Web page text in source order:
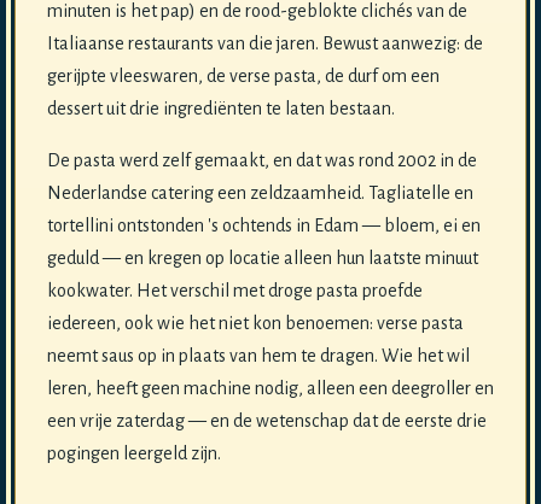
minuten is het pap) en de rood-geblokte clichés van de
Italiaanse restaurants van die jaren. Bewust aanwezig: de
gerijpte vleeswaren, de verse pasta, de durf om een
dessert uit drie ingrediënten te laten bestaan.
De pasta werd zelf gemaakt, en dat was rond 2002 in de
Nederlandse catering een zeldzaamheid. Tagliatelle en
tortellini ontstonden 's ochtends in Edam — bloem, ei en
geduld — en kregen op locatie alleen hun laatste minuut
kookwater. Het verschil met droge pasta proefde
iedereen, ook wie het niet kon benoemen: verse pasta
neemt saus op in plaats van hem te dragen. Wie het wil
leren, heeft geen machine nodig, alleen een deegroller en
een vrije zaterdag — en de wetenschap dat de eerste drie
pogingen leergeld zijn.